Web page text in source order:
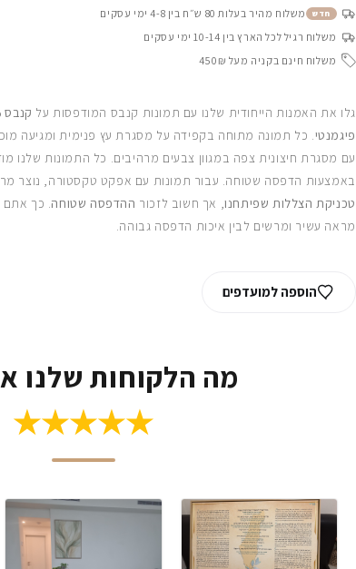
חדש משלוח מהיר בעלות 80 ש״ח בין 4-8 ימי עסקים
משלוח רגיל לכל הארץ בין 10-14 ימי עסקים
משלוח חינם בקניה מעל 450₪
גלו את האמנות הייחודית שלנו עם תמונות קנבס המודפסות על קנבס 100% כותנה
פיגמנטי. כל תמונה מתוחה בקפידה על מסגרת עץ פנימית ומגיעה
עם מסגרת חיצונית צפה במגוון צבעים מרהיבים. כל התמונות שלנו
באמצעות הדפסה שטוחה. עבור תמונות עם אפקט טקסטורה, נוצר
טכניקת הצללות שפיתחנו, אך חשוב לזכור ההדפסה שטוחה. כך אתם
מראה עשיר ומרשים לבין איכות הדפסה גבוהה.
הוספה למועדפים
מה הלקוחות שלנו
★★★★★